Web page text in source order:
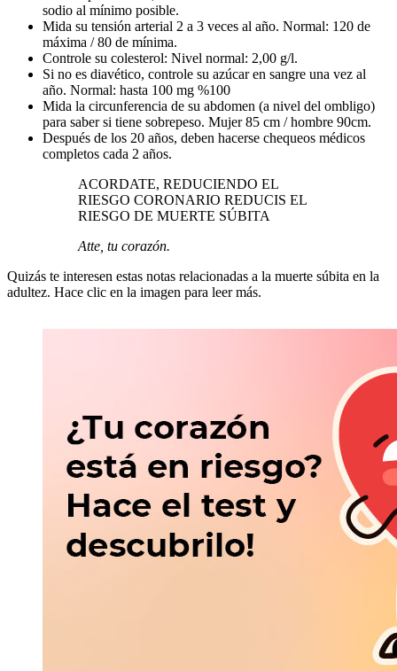
sodio al mínimo posible.
Mida su tensión arterial 2 a 3 veces al año. Normal: 120 de
máxima / 80 de mínima.
Controle su colesterol: Nivel normal: 2,00 g/l.
Si no es diavético, controle su azúcar en sangre una vez al
año. Normal: hasta 100 mg %100
Mida la circunferencia de su abdomen (a nivel del ombligo)
para saber si tiene sobrepeso. Mujer 85 cm / hombre 90cm.
Después de los 20 años, deben hacerse chequeos médicos
completos cada 2 años.
ACORDATE, REDUCIENDO EL
RIESGO CORONARIO REDUCIS EL
RIESGO DE MUERTE SÚBITA
Atte, tu corazón.
Quizás te interesen estas notas relacionadas a la muerte súbita en la
adultez. Hace clic en la imagen para leer más.